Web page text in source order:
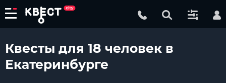
Квесты для 18 человек в
Екатеринбурге